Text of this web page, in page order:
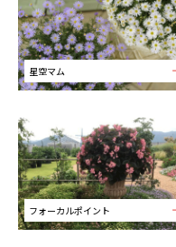
星空マム
フォーカルポイント